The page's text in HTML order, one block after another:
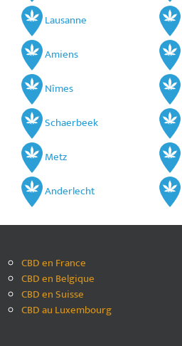
Lausanne
Amiens
Nîmes
Schaerbeek
Metz
Anderlecht
CBD en France
CBD en Belgique
CBD en Suisse
CBD au Luxembourg